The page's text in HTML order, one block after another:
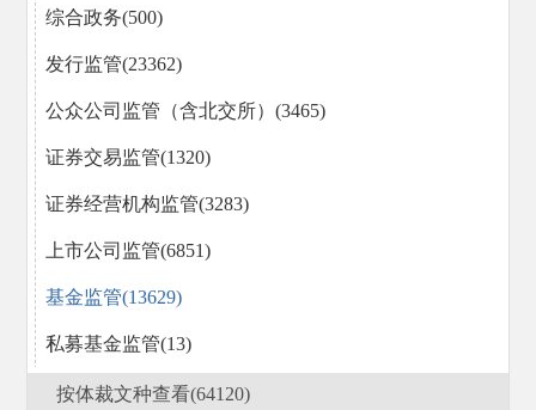
综合政务(500)
发行监管(23362)
公众公司监管（含北交所）(3465)
证券交易监管(1320)
证券经营机构监管(3283)
上市公司监管(6851)
基金监管(13629)
私募基金监管(13)
区域性股权市场规范发展(14)
按体裁文种查看(64120)